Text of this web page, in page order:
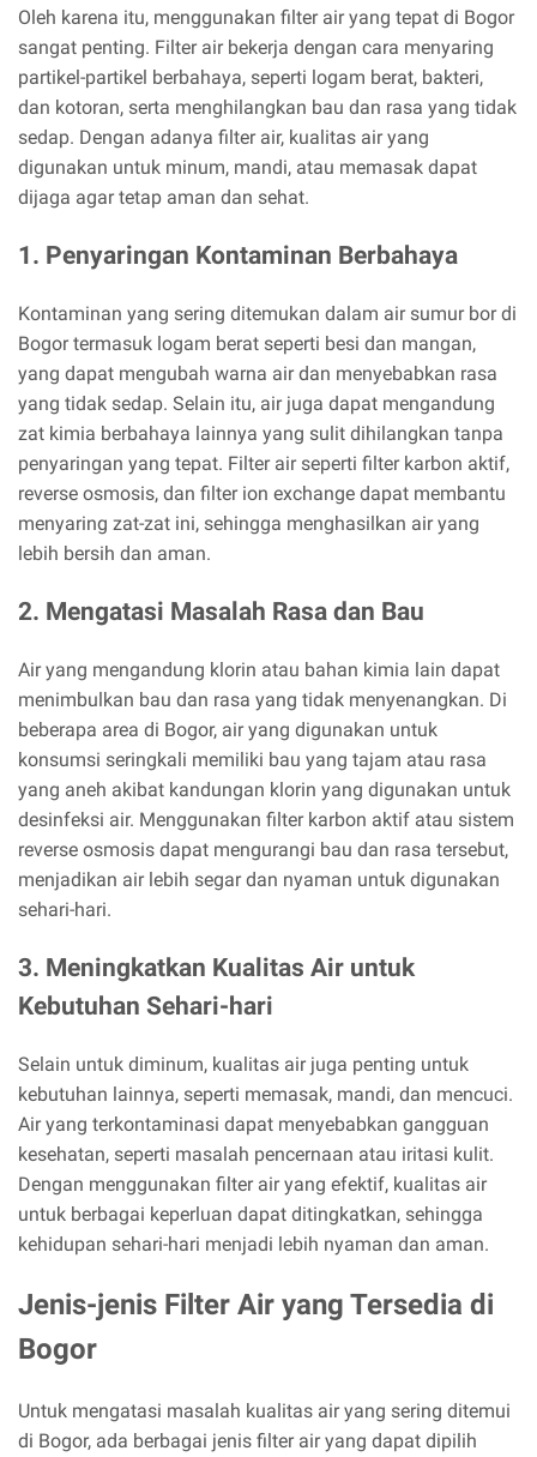
Oleh karena itu, menggunakan filter air yang tepat di Bogor
sangat penting. Filter air bekerja dengan cara menyaring
partikel-partikel berbahaya, seperti logam berat, bakteri,
dan kotoran, serta menghilangkan bau dan rasa yang tidak
sedap. Dengan adanya filter air, kualitas air yang
digunakan untuk minum, mandi, atau memasak dapat
dijaga agar tetap aman dan sehat.
1. Penyaringan Kontaminan Berbahaya
Kontaminan yang sering ditemukan dalam air sumur bor di
Bogor termasuk logam berat seperti besi dan mangan,
yang dapat mengubah warna air dan menyebabkan rasa
yang tidak sedap. Selain itu, air juga dapat mengandung
zat kimia berbahaya lainnya yang sulit dihilangkan tanpa
penyaringan yang tepat. Filter air seperti filter karbon aktif,
reverse osmosis, dan filter ion exchange dapat membantu
menyaring zat-zat ini, sehingga menghasilkan air yang
lebih bersih dan aman.
2. Mengatasi Masalah Rasa dan Bau
Air yang mengandung klorin atau bahan kimia lain dapat
menimbulkan bau dan rasa yang tidak menyenangkan. Di
beberapa area di Bogor, air yang digunakan untuk
konsumsi seringkali memiliki bau yang tajam atau rasa
yang aneh akibat kandungan klorin yang digunakan untuk
desinfeksi air. Menggunakan filter karbon aktif atau sistem
reverse osmosis dapat mengurangi bau dan rasa tersebut,
menjadikan air lebih segar dan nyaman untuk digunakan
sehari-hari.
3. Meningkatkan Kualitas Air untuk
Kebutuhan Sehari-hari
Selain untuk diminum, kualitas air juga penting untuk
kebutuhan lainnya, seperti memasak, mandi, dan mencuci.
Air yang terkontaminasi dapat menyebabkan gangguan
kesehatan, seperti masalah pencernaan atau iritasi kulit.
Dengan menggunakan filter air yang efektif, kualitas air
untuk berbagai keperluan dapat ditingkatkan, sehingga
kehidupan sehari-hari menjadi lebih nyaman dan aman.
Jenis-jenis Filter Air yang Tersedia di
Bogor
Untuk mengatasi masalah kualitas air yang sering ditemui
di Bogor, ada berbagai jenis filter air yang dapat dipilih